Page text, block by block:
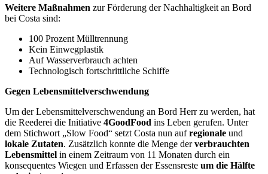
Weitere Maßnahmen zur Förderung der Nachhaltigkeit an Bord
bei Costa sind:
100 Prozent Mülltrennung
Kein Einwegplastik
Auf Wasserverbrauch achten
Technologisch fortschrittliche Schiffe
Gegen Lebensmittelverschwendung
Um der Lebensmittelverschwendung an Bord Herr zu werden, hat
die Reederei die Initiative 4GoodFood ins Leben gerufen. Unter
dem Stichwort „Slow Food“ setzt Costa nun aufregionale und
lokale Zutaten. Zusätzlich konnte die Menge derverbrauchten
Lebensmittel in einem Zeitraum von 11 Monaten durch ein
konsequentes Wiegen und Erfassen der Essensreste um die Hälfte